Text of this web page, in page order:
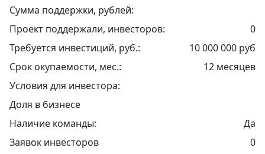
Сумма поддержки, рублей:
Проект поддержали, инвесторов:
0
Требуется инвестиций, руб.:
10 000 000 руб
Срок окупаемости, мес.:
12 месяцев
Условия для инвестора:
Доля в бизнесе
Наличие команды:
Да
Заявок инвесторов
0